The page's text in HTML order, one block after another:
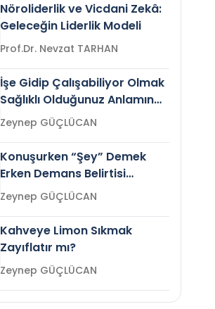
Nöroliderlik ve Vicdani Zekâ:
Geleceğin Liderlik Modeli
Prof.Dr. Nevzat TARHAN
İşe Gidip Çalışabiliyor Olmak
Sağlıklı Olduğunuz Anlamına
Gelir mi?Zeynep GÜÇLÜCAN
Konuşurken “Şey” Demek
Erken Demans Belirtisi
Olabilir mi?Zeynep GÜÇLÜCAN
Kahveye Limon Sıkmak
Zayıflatır mı?
Zeynep GÜÇLÜCAN